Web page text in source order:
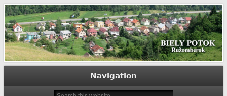
Biely Potok – Ružomberok
Navigation